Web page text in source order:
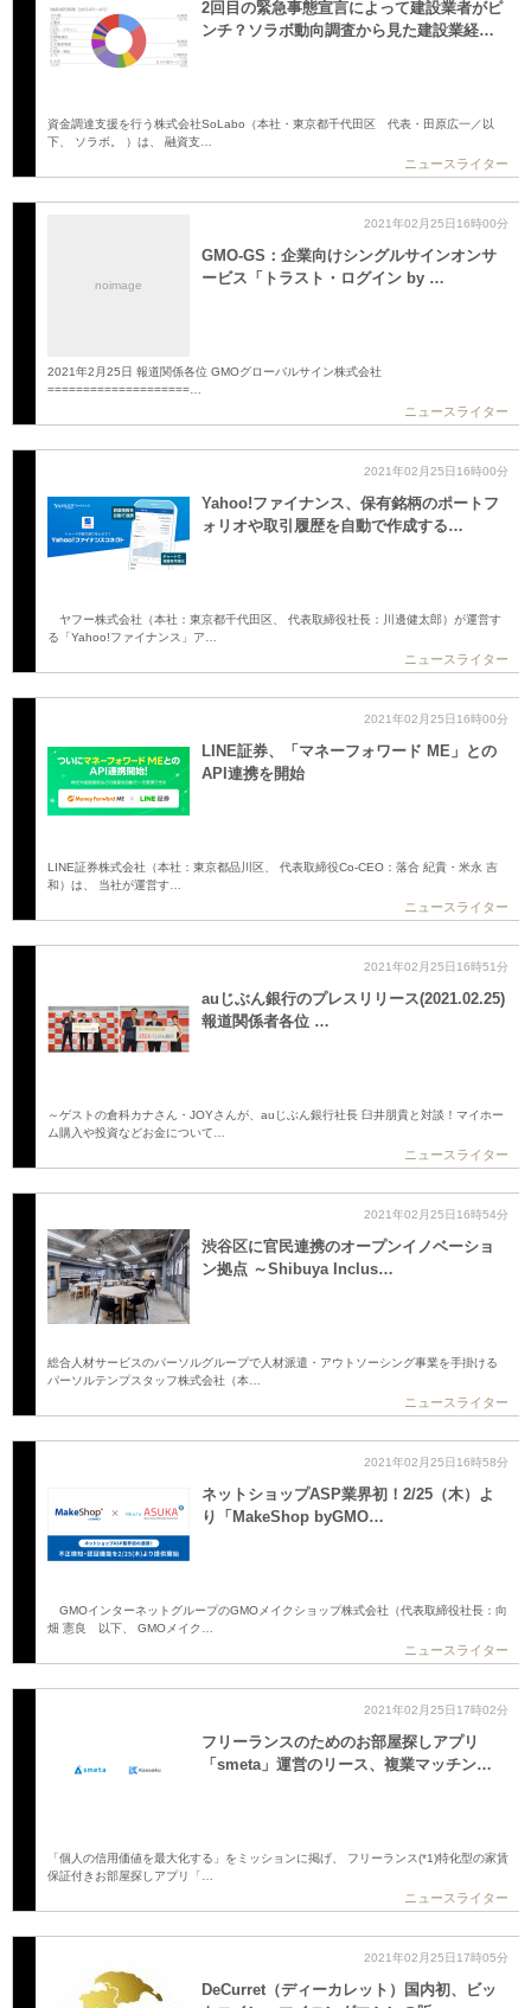
2回目の緊急事態宣言によって建設業者がピ
ンチ？ソラボ動向調査から見た建設業経…
資金調達支援を行う株式会社SoLabo（本社・東京都千代田区 代表・田原広一／以
下、 ソラボ。 ）は、 融資支…
ニュースライター
noimage
2021年02月25日16時00分
GMO-GS：企業向けシングルサインオンサ
ービス「トラスト・ログイン by …
2021年2月25日 報道関係各位 GMOグローバルサイン株式会社
====================…
ニュースライター
2021年02月25日16時00分
Yahoo!ファイナンス、保有銘柄のポートフ
ォリオや取引履歴を自動で作成する…
ヤフー株式会社（本社：東京都千代田区、 代表取締役社長：川邊健太郎）が運営す
る「Yahoo!ファイナンス」ア…
ニュースライター
2021年02月25日16時00分
LINE証券、「マネーフォワード ME」との
API連携を開始
LINE証券株式会社（本社：東京都品川区、 代表取締役Co-CEO：落合 紀貴・米永 吉
和）は、 当社が運営す…
ニュースライター
2021年02月25日16時51分
auじぶん銀行のプレスリリース(2021.02.25)
報道関係者各位 …
～ゲストの倉科カナさん・JOYさんが、auじぶん銀行社長 臼井朋貴と対談！マイホー
ム購入や投資などお金について…
ニュースライター
2021年02月25日16時54分
渋谷区に官民連携のオープンイノベーショ
ン拠点 ～Shibuya Inclus…
総合人材サービスのパーソルグループで人材派遣・アウトソーシング事業を手掛ける
パーソルテンプスタッフ株式会社（本…
ニュースライター
2021年02月25日16時58分
ネットショップASP業界初！2/25（木）よ
り「MakeShop byGMO…
GMOインターネットグループのGMOメイクショップ株式会社（代表取締役社長：向
畑 憲良 以下、 GMOメイク…
ニュースライター
2021年02月25日17時02分
フリーランスのためのお部屋探しアプリ
「smeta」運営のリース、複業マッチン…
「個人の信用価値を最大化する」をミッションに掲げ、 フリーランス(*1)特化型の家賃
保証付きお部屋探しアプリ「…
ニュースライター
2021年02月25日17時05分
DeCurret（ディーカレット）国内初、ビッ